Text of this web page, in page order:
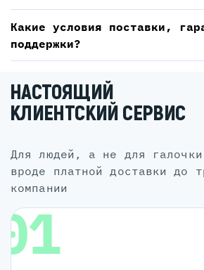
Какие условия поставки,
поддержки?
НАСТОЯЩИЙ
КЛИЕНТСКИЙ СЕРВИС
для людей, а не для галочки: без мелочей
вроде платной доставки до
компании